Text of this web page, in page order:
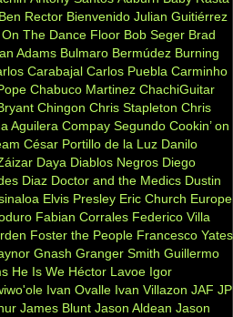
Ben Rector Bienvenido Julian Guitiérrez
On The Dance Floor Bob Seger Brad
Adams Bulmaro Bermúdez Burning
Carabajal Carlos Puebla Carminho
Chabuco Martinez ChachiGuitar
Chingon Chris Stapleton Chris
Aguilera Compay Segundo Cookin’ on
César Portillo de la Luz Danilo
Daya Diablos Negros Diego
Diaz Doctor and the Medics Dustin
Elvis Presley Eric Church Europe
Fabian Corrales Federico Villa
Foster the People Francesco Yates
Gnash Granger Smith Guillermo
He Is We Héctor Lavoe Igor
Ivan Ovalle Ivan Villazon JAF JP
James Blunt Jason Aldean Jason